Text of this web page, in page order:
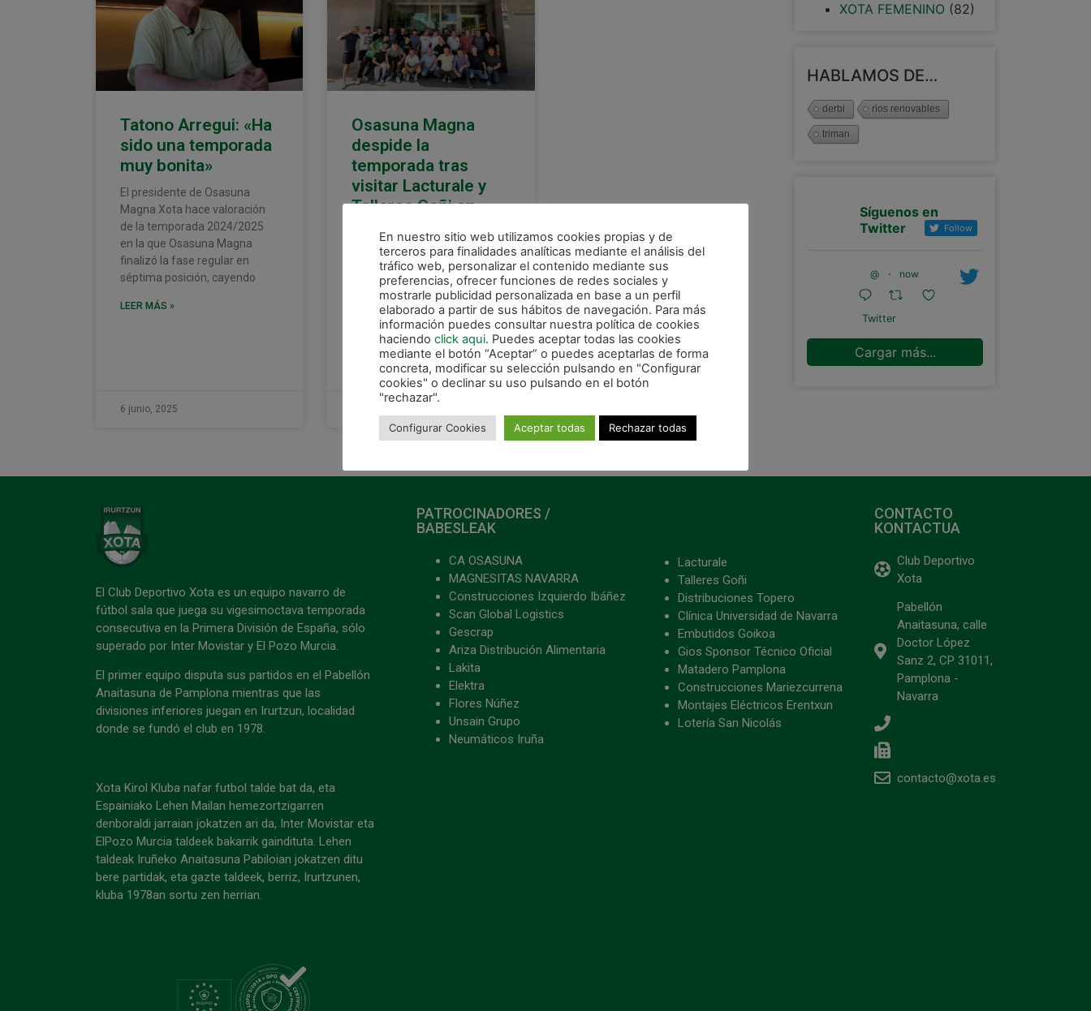
Tatono Arregui: «Ha
sido una temporada
muy bonita»
El presidente de Osasuna
Magna Xota hace valoración
de la temporada 2024/2025
en la que Osasuna Magna
finalizó la fase regular en
séptima posición, cayendo
LEER MÁS »
6 junio, 2025
Osasuna Magna
despide la
temporada tras
visitar Lacturale y
Talleres Goñi en
Los jugadores de Osasuna
Magna despidieron la
temporada con la tradicional
comida de equipo en el Hotel
Plazaola de Irurtzun. Una
reunión de jugadores, cuerpo
LEER MÁS »
XOTA FEMENINO (82)
HABLAMOS DE…
derbi rios renovables
triman
Síguenos en
Twitter
Follow
@ · now
Twitter
Cargar más...
El Club Deportivo Xota es un equipo navarro de
fútbol sala que juega su vigesimoctava temporada
consecutiva en la Primera División de España, sólo
superado por Inter Movistar y El Pozo Murcia.
El primer equipo disputa sus partidos en el Pabellón
Anaitasuna de Pamplona mientras que las
divisiones inferiores juegan en Irurtzun, localidad
donde se fundó el club en 1978.
Xota Kirol Kluba nafar futbol talde bat da, eta
Espainiako Lehen Mailan hemezortzigarren
denboraldi jarraian jokatzen ari da, Inter Movistar eta
ElPozo Murcia taldeek bakarrik gaindituta. Lehen
taldeak Iruñeko Anaitasuna Pabiloian jokatzen ditu
bere partidak, eta gazte taldeek, berriz, Irurtzunen,
kluba 1978an sortu zen herrian.
PATROCINADORES /
BABESLEAK
CA OSASUNA
MAGNESITAS NAVARRA
Construcciones Izquierdo Ibáñez
Scan Global Logistics
Gescrap
Ariza Distribución Alimentaria
Lakita
Elektra
Flores Núñez
Unsain Grupo
Neumáticos Iruña
Lacturale
Talleres Goñi
Distribuciones Topero
Clínica Universidad de Navarra
Embutidos Goikoa
Gios Sponsor Técnico Oficial
Matadero Pamplona
Construcciones Mariezcurrena
Montajes Eléctricos Erentxun
Lotería San Nicolás
CONTACTO
KONTACTUA
Club Deportivo
Xota
Pabellón
Anaitasuna, calle
Doctor López
Sanz 2, CP 31011,
Pamplona -
Navarra
contacto@xota.es
En nuestro sitio web utilizamos cookies propias y de
terceros para finalidades analíticas mediante el análisis del
tráfico web, personalizar el contenido mediante sus
preferencias, ofrecer funciones de redes sociales y
mostrarle publicidad personalizada en base a un perfil
elaborado a partir de sus hábitos de navegación. Para más
información puedes consultar nuestra política de cookies
haciendo click aqui. Puedes aceptar todas las cookies
mediante el botón “Aceptar” o puedes aceptarlas de forma
concreta, modificar su selección pulsando en "Configurar
cookies" o declinar su uso pulsando en el botón
"rechazar".
Configurar Cookies Aceptar todas Rechazar todas